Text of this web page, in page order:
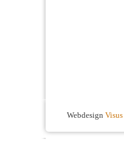
Webdesign Visus